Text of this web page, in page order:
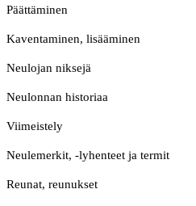
Päättäminen
Kaventaminen, lisääminen
Neulojan niksejä
Neulonnan historiaa
Viimeistely
Neulemerkit, -lyhenteet ja termit
Reunat, reunukset